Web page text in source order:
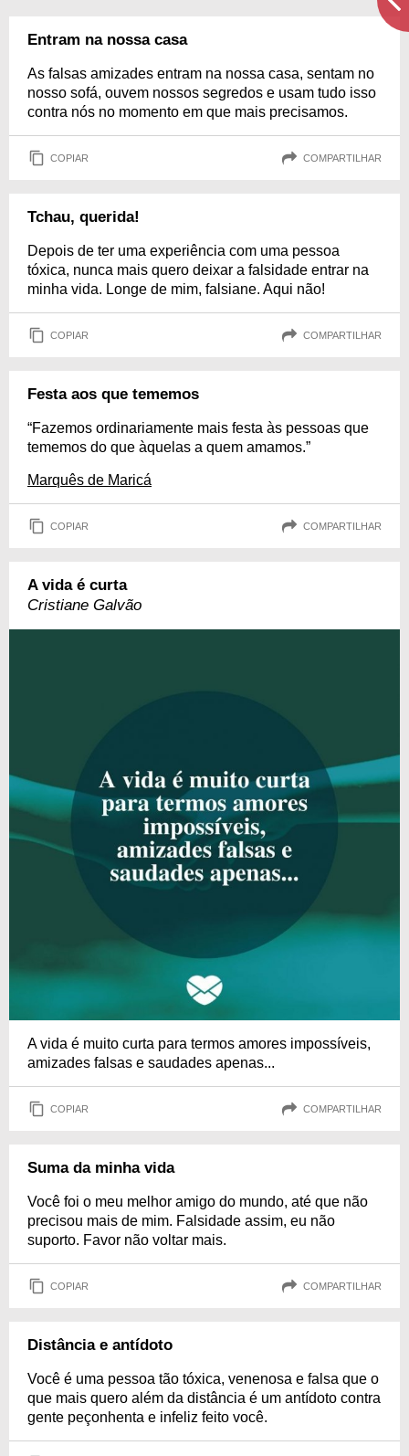
Entram na nossa casa
As falsas amizades entram na nossa casa, sentam no
nosso sofá, ouvem nossos segredos e usam tudo isso
contra nós no momento em que mais precisamos.
COPIAR COMPARTILHAR
Tchau, querida!
Depois de ter uma experiência com uma pessoa
tóxica, nunca mais quero deixar a falsidade entrar na
minha vida. Longe de mim, falsiane. Aqui não!
COPIAR COMPARTILHAR
Festa aos que tememos
“Fazemos ordinariamente mais festa às pessoas que
tememos do que àquelas a quem amamos.”
Marquês de Maricá
COPIAR COMPARTILHAR
A vida é curta
Cristiane Galvão
A vida é muito curta para termos amores impossíveis,
amizades falsas e saudades apenas...
COPIAR COMPARTILHAR
Suma da minha vida
Você foi o meu melhor amigo do mundo, até que não
precisou mais de mim. Falsidade assim, eu não
suporto. Favor não voltar mais.
COPIAR COMPARTILHAR
Distância e antídoto
Você é uma pessoa tão tóxica, venenosa e falsa que o
que mais quero além da distância é um antídoto contra
gente peçonhenta e infeliz feito você.